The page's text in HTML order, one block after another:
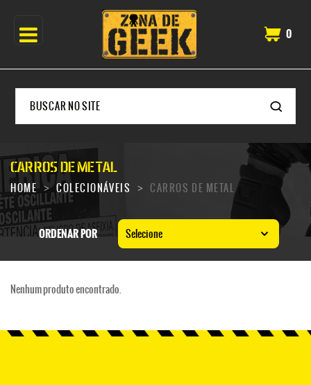
0
HOME COLECIONÁVEIS CARROS DE METAL
CARROS DE METAL
ORDENAR POR Selecione
Nenhum produto encontrado.